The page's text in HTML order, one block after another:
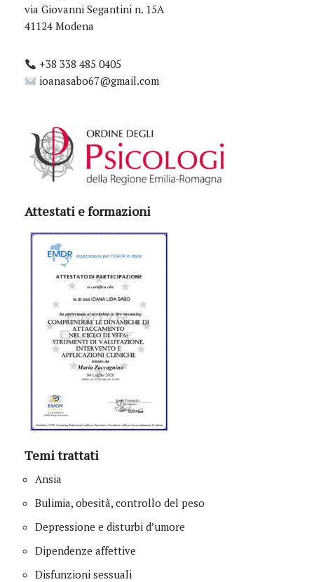
via Giovanni Segantini n. 15A
41124 Modena
+38 338 485 0405
ioanasabo67@gmail.com
Attestati e formazioni
Temi trattati
Ansia
Bulimia, obesità, controllo del peso
Depressione e disturbi d’umore
Dipendenze affettive
Disfunzioni sessuali